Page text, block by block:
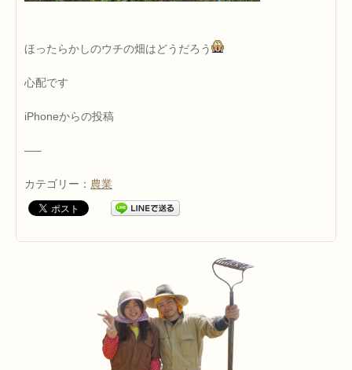
ほったらかしのウチの畑はどうだろう
心配です
iPhoneからの投稿
—–
カテゴリー： 農業